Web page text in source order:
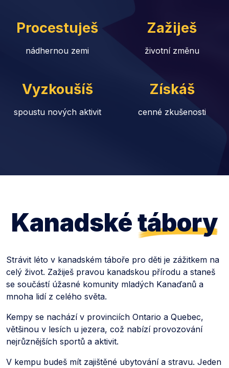
Procestuješ
nádhernou zemi
Zažiješ
životní změnu
Vyzkoušíš
spoustu nových aktivit
Získáš
cenné zkušenosti
Kanadskétábory
Strávit léto v kanadském táboře pro děti je zážitkem na
celý život. Zažiješ pravou kanadskou přírodu a staneš
se součástí úžasné komunity mladých Kanaďanů a
mnoha lidí z celého světa.
Kempy se nachází v provinciích Ontario a Quebec,
většinou v lesích u jezera, což nabízí provozování
nejrůznějších sportů a aktivit.
V kempu budeš mít zajištěné ubytování a stravu. Jeden